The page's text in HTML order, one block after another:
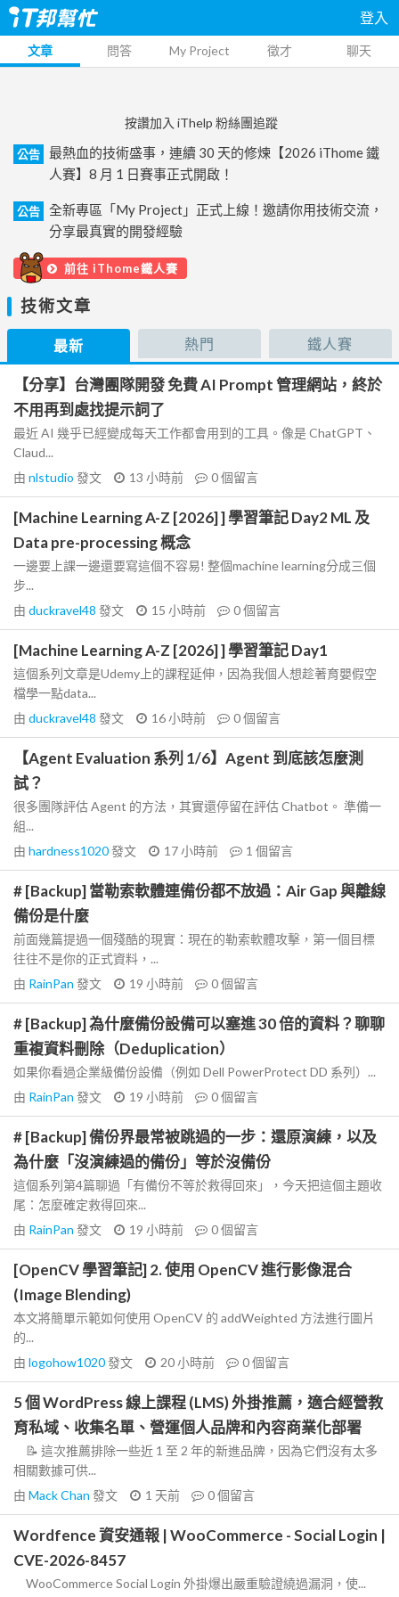
登入
文章 問答 My Project 徵才 聊天
按讚加入 iThelp 粉絲團追蹤
公告
最熱血的技術盛事，連續 30 天的修煉【2026 iThome 鐵
人賽】8 月 1 日賽事正式開啟！
公告
全新專區「My Project」正式上線！邀請你用技術交流，
分享最真實的開發經驗
前往 iThome鐵人賽
技術文章
最新 熱門 鐵人賽
【分享】台灣團隊開發 免費 AI Prompt 管理網站，終於
不用再到處找提示詞了
最近 AI 幾乎已經變成每天工作都會用到的工具。像是 ChatGPT、
Claud...
由 nlstudio 發文 13 小時前 0個留言
[Machine Learning A-Z [2026] ] 學習筆記 Day2 ML 及
Data pre-processing 概念
一邊要上課一邊還要寫這個不容易! 整個machine learning分成三個
步...
由 duckravel48 發文 15 小時前 0個留言
[Machine Learning A-Z [2026] ] 學習筆記 Day1
這個系列文章是Udemy上的課程延伸，因為我個人想趁著育嬰假空
檔學一點data...
由 duckravel48 發文 16 小時前 0個留言
【Agent Evaluation 系列 1/6】Agent 到底該怎麼測
試？
很多團隊評估 Agent 的方法，其實還停留在評估 Chatbot。 準備一
組...
由 hardness1020發文 17 小時前 1 個留言
# [Backup] 當勒索軟體連備份都不放過：Air Gap 與離線
備份是什麼
前面幾篇提過一個殘酷的現實：現在的勒索軟體攻擊，第一個目標
往往不是你的正式資料，...
由 RainPan 發文 19 小時前 0個留言
# [Backup] 為什麼備份設備可以塞進 30 倍的資料？聊聊
重複資料刪除（Deduplication）
如果你看過企業級備份設備（例如 Dell PowerProtect DD 系列）...
由 RainPan 發文 19 小時前 0個留言
# [Backup] 備份界最常被跳過的一步：還原演練，以及
為什麼「沒演練過的備份」等於沒備份
這個系列第4篇聊過「有備份不等於救得回來」，今天把這個主題收
尾：怎麼確定救得回來...
由 RainPan 發文 19 小時前 0個留言
[OpenCV 學習筆記] 2. 使用 OpenCV 進行影像混合
(Image Blending)
本文將簡單示範如何使用 OpenCV 的 addWeighted 方法進行圖片
的...
由 logohow1020發文 20 小時前 0個留言
5 個 WordPress 線上課程 (LMS) 外掛推薦，適合經營教
育私域、收集名單、營運個人品牌和內容商業化部署
📝 這次推薦排除一些近 1 至 2 年的新進品牌，因為它們沒有太多
相關數據可供...
由 Mack Chan 發文 1 天前 0個留言
Wordfence 資安通報 | WooCommerce - Social Login |
CVE-2026-8457
WooCommerce Social Login 外掛爆出嚴重驗證繞過漏洞，使...